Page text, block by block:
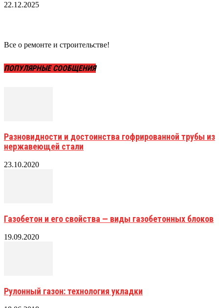
22.12.2025
Все о ремонте и строительстве!
ПОПУЛЯРНЫЕ СООБЩЕНИЯ
Разновидности и достоинства гофрированной трубы из
нержавеющей стали
23.10.2020
Газобетон и его свойства — виды газобетонных блоков
19.09.2020
Рулонный газон: технология укладки